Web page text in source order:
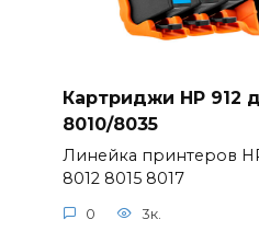
Картриджи HP 912
8010/8035
Линейка принтеров
8012 8015 8017
0 3к.